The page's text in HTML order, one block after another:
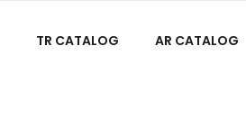
TR CATALOG AR CATALOG